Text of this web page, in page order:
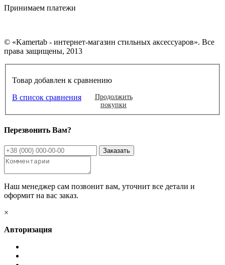
Принимаем платежи
© «Kamertab - интернет-магазин стильных аксессуаров». Все
права защищены, 2013
Товар добавлен к сравнению
В список сравнения
Продолжить
покупки
Перезвонить Вам?
Наш менеджер сам позвонит вам, уточнит все детали и
оформит на вас заказ.
×
Авторизация